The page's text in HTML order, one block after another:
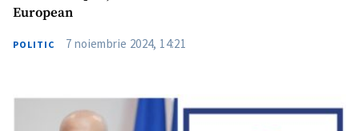
European
POLITIC 7 noiembrie 2024, 14:21
Link media
+ Link media
Mesajul știrei
+ Mesajul știrei